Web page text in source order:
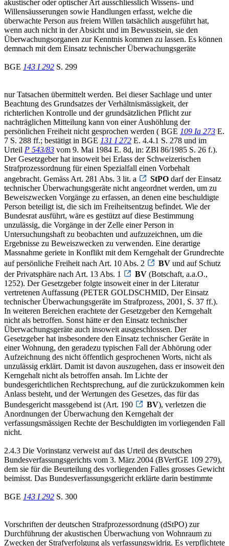
akustischer oder optischer Art ausschliesslich Wissens- und
Willensäusserungen sowie Handlungen erfasst, welche die
überwachte Person aus freiem Willen tatsächlich ausgeführt hat,
wenn auch nicht in der Absicht und im Bewusstsein, sie den
Überwachungsorganen zur Kenntnis kommen zu lassen. Es können
demnach mit dem Einsatz technischer Überwachungsgeräte
BGE 143 I 292 S. 299
nur Tatsachen übermittelt werden. Bei dieser Sachlage und unter
Beachtung des Grundsatzes der Verhältnismässigkeit, der
richterlichen Kontrolle und der grundsätzlichen Pflicht zur
nachträglichen Mitteilung kann von einer Aushöhlung der
persönlichen Freiheit nicht gesprochen werden ( BGE 109 Ia 273 E.
7 S. 288 ff.; bestätigt in BGE 131 I 272 E. 4.4.1 S. 278 und im
Urteil P 543/83 vom 9. Mai 1984 E. 8d, in: ZBl 86/1985 S. 26 f.).
Der Gesetzgeber hat insoweit bei Erlass der Schweizerischen
Strafprozessordnung für einen Spezialfall einen Vorbehalt
angebracht. Gemäss Art. 281 Abs. 3 lit. a
StPO darf der Einsatz
technischer Überwachungsgeräte nicht angeordnet werden, um zu
Beweiszwecken Vorgänge zu erfassen, an denen eine beschuldigte
Person beteiligt ist, die sich im Freiheitsentzug befindet. Wie der
Bundesrat ausführt, wäre es gestützt auf diese Bestimmung
unzulässig, die Vorgänge in der Zelle einer Person in
Untersuchungshaft zu beobachten und aufzuzeichnen, um die
Ergebnisse zu Beweiszwecken zu verwenden. Eine derartige
Massnahme geriete in Konflikt mit dem Kerngehalt der Grundrechte
auf persönliche Freiheit nach Art. 10 Abs. 2
BV und auf Schutz
der Privatsphäre nach Art. 13 Abs. 1
BV (Botschaft, a.a.O.,
1252). Der Gesetzgeber folgte insoweit einer in der Literatur
vertretenen Auffassung (PETER GOLDSCHMID, Der Einsatz
technischer Überwachungsgeräte im Strafprozess, 2001, S. 37 ff.).
In weiteren Bereichen erachtete der Gesetzgeber den Kerngehalt
nicht als betroffen. Sonst hätte er den Einsatz technischer
Überwachungsgeräte auch insoweit ausgeschlossen. Der
Gesetzgeber hat insbesondere den Einsatz technischer Geräte in
einer Wohnung, den geradezu typischen Fall der Abhörung oder
Aufzeichnung des nicht öffentlich gesprochenen Worts, nicht als
unzulässig erklärt. Damit ist davon auszugehen, dass er insoweit den
Kerngehalt nicht als betroffen ansah. Im Lichte der
bundesgerichtlichen Rechtsprechung, auf die zurückzukommen kein
Anlass besteht, und der Wertungen des Gesetzes, das für das
Bundesgericht massgebend ist (Art. 190
BV), verletzen die
Anordnungen der Überwachung den Kerngehalt der
verfassungsmässigen Rechte der Beschuldigten im vorliegenden Fall
nicht.
2.4.3 Die Vorinstanz verweist auf das Urteil des deutschen
Bundesverfassungsgerichts vom 3. März 2004 (BVerfGE 109 279),
dem sie für die Beurteilung des vorliegenden Falles grosses Gewicht
beimisst. Das Bundesverfassungsgericht erklärte darin bestimmte
BGE 143 I 292 S. 300
Vorschriften der deutschen Strafprozessordnung (dStPO) zur
Durchführung der akustischen Überwachung von Wohnraum zu
Zwecken der Strafverfolgung als verfassungswidrig. Es verpflichtete